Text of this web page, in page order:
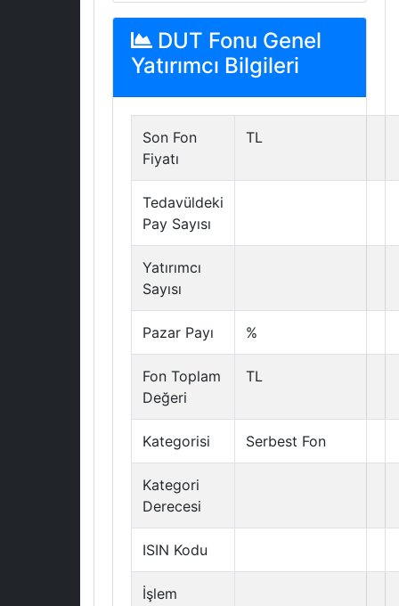
DUT Fonu Genel
Yatırımcı Bilgileri
Son Fon
Fiyatı
TL
Tedavüldeki
Pay Sayısı
Yatırımcı
Sayısı
Pazar Payı %
Fon Toplam
Değeri
TL
Kategorisi Serbest Fon
Kategori
Derecesi
ISIN Kodu
İşlem